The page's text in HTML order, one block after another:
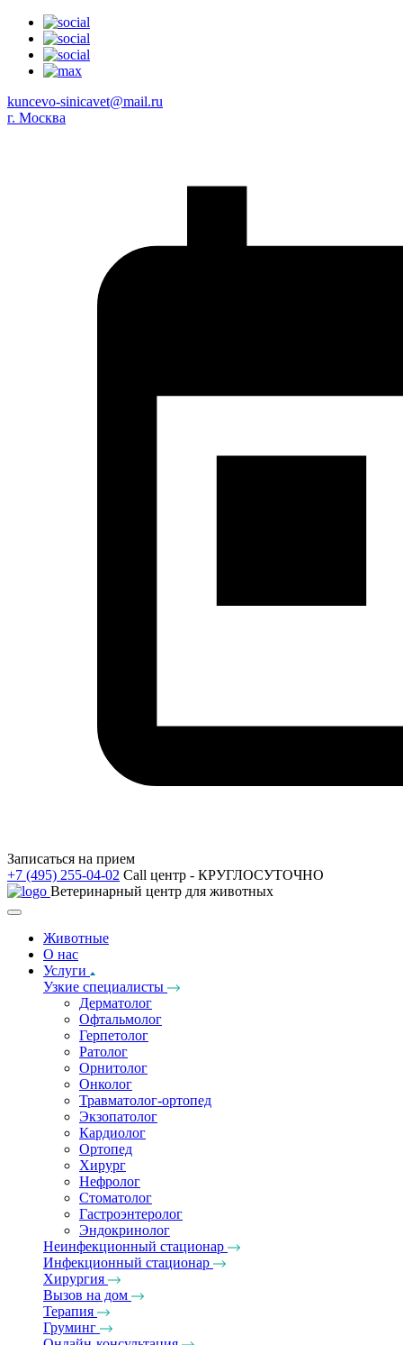
kuncevo-sinicavet@mail.ru
г. Москва
Записаться на прием
+7 (495) 255-04-02 Call центр - КРУГЛОСУТОЧНО
Ветеринарный центр для животных
Животные
О нас
Услуги
Узкие специалисты
Дерматолог
Офтальмолог
Герпетолог
Ратолог
Орнитолог
Онколог
Травматолог-ортопед
Экзопатолог
Кардиолог
Ортопед
Хирург
Нефролог
Стоматолог
Гастроэнтеролог
Эндокринолог
Неинфекционный стационар
Инфекционный стационар
Хирургия
Вызов на дом
Терапия
Груминг